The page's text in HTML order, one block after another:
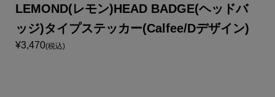
LEMOND(レモン)HEAD BADGE(ヘッドバ
ッジ)タイプステッカー(Calfee/Dデザイン)
¥3,470(税込)